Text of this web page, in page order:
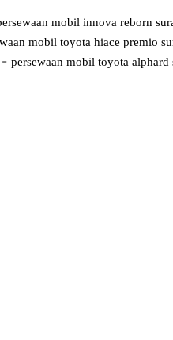
mobil innova reborn
mobil toyota hiace premio
- persewaan mobil toyota alphard